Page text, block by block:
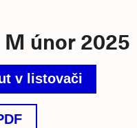
únor 2025
v listovači